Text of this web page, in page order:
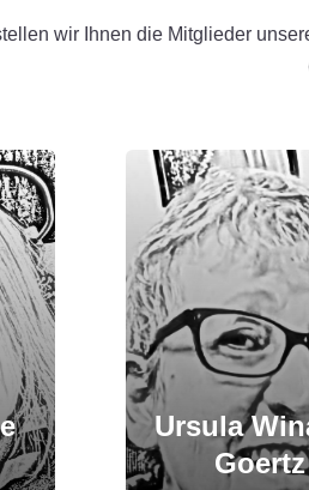
wir Ihnen die Mitglieder
Ursula
Goertz